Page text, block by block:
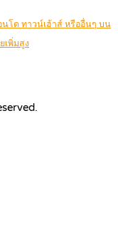
โด ทาวน์เฮ้าส์ หรืออื่นๆ บน
เพิ่มสูง